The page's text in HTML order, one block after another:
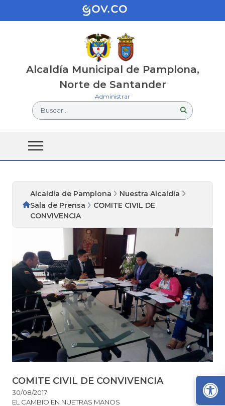
Alcaldía Municipal de Pamplona,
Norte de Santander
Administrar
Buscar...
Alcaldía de Pamplona
Nuestra Alcaldía
Sala de Prensa
COMITE CIVIL DE
CONVIVENCIA
COMITE CIVIL DE CONVIVENCIA
30/08/2017
EL CAMBIO EN NUETRAS MANOS